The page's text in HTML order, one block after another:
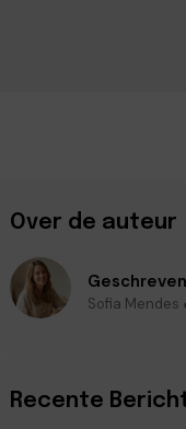
Over de auteur
Sofia Mendes
Recente